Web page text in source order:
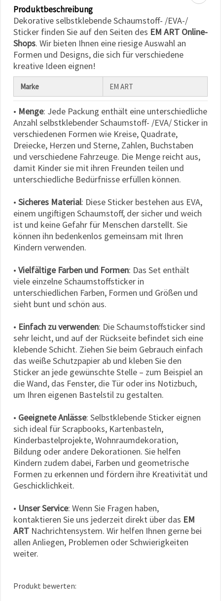
Richtlinie
Alle
akzeptieren
Cookie-
Einstellungen
Produktbeschreibung
Dekorative selbstklebende Schaumstoff- /EVA-/
Sticker finden Sie auf den Seiten des EM ART Online-
Shops. Wir bieten Ihnen eine riesige Auswahl an
Formen und Designs, die sich für verschiedene
kreative Ideen eignen!
Marke EM ART
• Menge: Jede Packung enthält eine unterschiedliche
Anzahl selbstklebender Schaumstoff- /EVA/ Sticker in
verschiedenen Formen wie Kreise, Quadrate,
Dreiecke, Herzen und Sterne, Zahlen, Buchstaben
und verschiedene Fahrzeuge. Die Menge reicht aus,
damit Kinder sie mit ihren Freunden teilen und
unterschiedliche Bedürfnisse erfüllen können.
• Sicheres Material: Diese Sticker bestehen aus EVA,
einem ungiftigen Schaumstoff, der sicher und weich
ist und keine Gefahr für Menschen darstellt. Sie
können ihn bedenkenlos gemeinsam mit Ihren
Kindern verwenden.
• Vielfältige Farben und Formen: Das Set enthält
viele einzelne Schaumstoffsticker in
unterschiedlichen Farben, Formen und Größen und
sieht bunt und schön aus.
• Einfach zu verwenden: Die Schaumstoffsticker sind
sehr leicht, und auf der Rückseite befindet sich eine
klebende Schicht. Ziehen Sie beim Gebrauch einfach
das weiße Schutzpapier ab und kleben Sie den
Sticker an jede gewünschte Stelle – zum Beispiel an
die Wand, das Fenster, die Tür oder ins Notizbuch,
um Ihren eigenen Bastelstil zu gestalten.
• Geeignete Anlässe: Selbstklebende Sticker eignen
sich ideal für Scrapbooks, Kartenbasteln,
Kinderbastelprojekte, Wohnraumdekoration,
Bildung oder andere Dekorationen. Sie helfen
Kindern zudem dabei, Farben und geometrische
Formen zu erkennen und fördern ihre Kreativität und
Geschicklichkeit.
• Unser Service: Wenn Sie Fragen haben,
kontaktieren Sie uns jederzeit direkt über das EM
ART Nachrichtensystem. Wir helfen Ihnen gerne bei
allen Anliegen, Problemen oder Schwierigkeiten
weiter.
Produkt bewerten: